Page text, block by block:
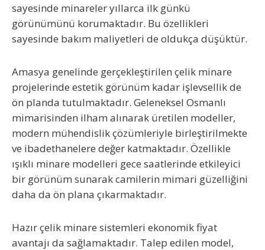
sayesinde minareler yıllarca ilk günkü
görünümünü korumaktadır. Bu özellikleri
sayesinde bakım maliyetleri de oldukça düşüktür.
Amasya genelinde gerçekleştirilen çelik minare
projelerinde estetik görünüm kadar işlevsellik de
ön planda tutulmaktadır. Geleneksel Osmanlı
mimarisinden ilham alınarak üretilen modeller,
modern mühendislik çözümleriyle birleştirilmekte
ve ibadethanelere değer katmaktadır. Özellikle
ışıklı minare modelleri gece saatlerinde etkileyici
bir görünüm sunarak camilerin mimari güzelliğini
daha da ön plana çıkarmaktadır.
Hazır çelik minare sistemleri ekonomik fiyat
avantajı da sağlamaktadır. Talep edilen model,